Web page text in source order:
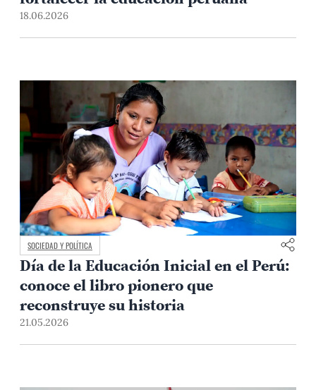
18.06.2026
SOCIEDAD Y POLÍTICA
Día de la Educación Inicial en el Perú:
conoce el libro pionero que
reconstruye su historia
21.05.2026